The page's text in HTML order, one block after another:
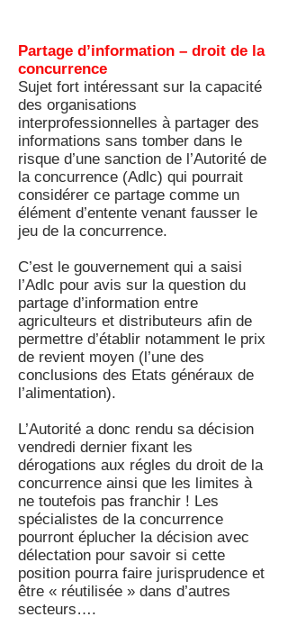
Partage d’information – droit de la
concurrence
Sujet fort intéressant sur la capacité
des organisations
interprofessionnelles à partager des
informations sans tomber dans le
risque d’une sanction de l’Autorité de
la concurrence (Adlc) qui pourrait
considérer ce partage comme un
élément d’entente venant fausser le
jeu de la concurrence.
C’est le gouvernement qui a saisi
l’Adlc pour avis sur la question du
partage d’information entre
agriculteurs et distributeurs afin de
permettre d’établir notamment le prix
de revient moyen (l’une des
conclusions des Etats généraux de
l’alimentation).
L’Autorité a donc rendu sa décision
vendredi dernier fixant les
dérogations aux régles du droit de la
concurrence ainsi que les limites à
ne toutefois pas franchir ! Les
spécialistes de la concurrence
pourront éplucher la décision avec
délectation pour savoir si cette
position pourra faire jurisprudence et
être « réutilisée » dans d’autres
secteurs….